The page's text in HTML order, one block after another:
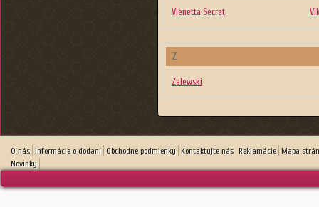
Vienetta Secret
Z
Zalewski
O nás Informácie o dodaní Obchodné podmienky Kontaktujte nás Reklamácie Mapa
Novinky